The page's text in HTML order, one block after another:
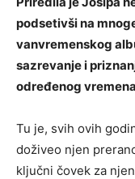
podsetivši na
vanvremenskog
sazrevanje i
određenog
Tu je, svih ovih
doživeo njen
ključni čovek za